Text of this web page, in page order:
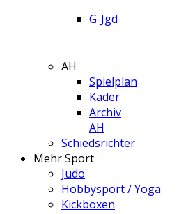
G-Jgd
AH
Spielplan
Kader
Archiv
AH
Schiedsrichter
Mehr Sport
Judo
Hobbysport / Yoga
Kickboxen